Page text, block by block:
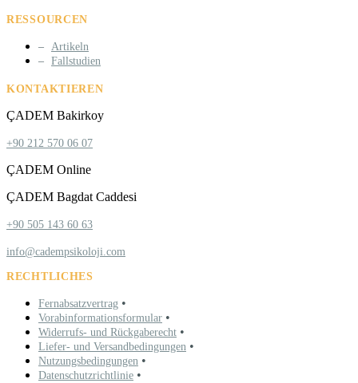
RESSOURCEN
Artikeln
Fallstudien
KONTAKTIEREN
ÇADEM Bakirkoy
+90 212 570 06 07
ÇADEM Online
ÇADEM Bagdat Caddesi
+90 505 143 60 63
info@cadempsikoloji.com
RECHTLICHES
Fernabsatzvertrag •
Vorabinformationsformular •
Widerrufs- und Rückgaberecht •
Liefer- und Versandbedingungen •
Nutzungsbedingungen •
Datenschutzrichtlinie •